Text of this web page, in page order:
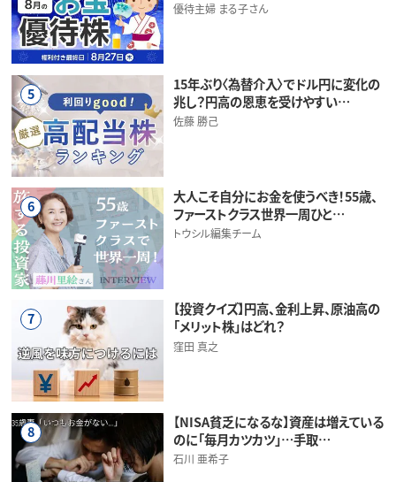
優待主婦 まる子さん
5
15年ぶり〈為替介入〉でドル円に変化の
兆し？円高の恩恵を受けやすい…
佐藤 勝己
6
大人こそ自分にお金を使うべき！55歳、
ファーストクラス世界一周ひと…
トウシル編集チーム
7
【投資クイズ】円高、金利上昇、原油高の
「メリット株」はどれ？
窪田 真之
8
【NISA貧乏になるな】資産は増えている
のに「毎月カツカツ」…手取…
石川 亜希子